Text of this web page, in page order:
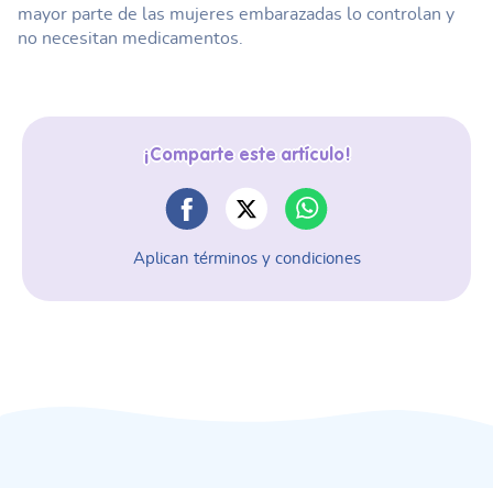
mayor parte de las mujeres embarazadas lo controlan y
no necesitan medicamentos.
¡Comparte este artículo!
Aplican términos y condiciones